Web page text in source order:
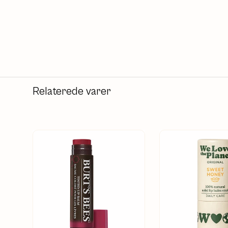
Relaterede varer